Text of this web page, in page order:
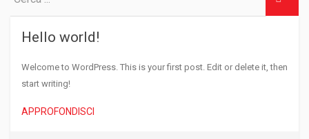
Hello world!
Welcome to WordPress. This is your first post. Edit or delete it, then
start writing!
APPROFONDISCI